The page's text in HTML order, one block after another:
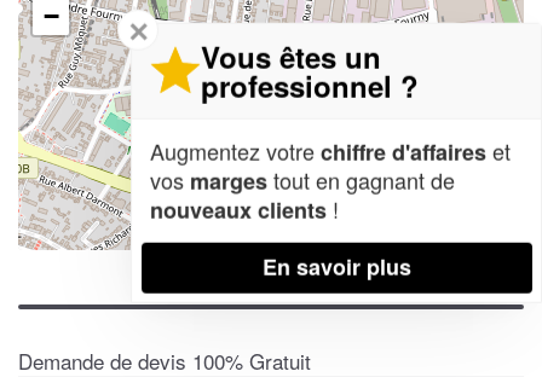
−
Leaflet| Map data ©OpenStreetMap contributors,CC-BY-SA
Demande de devis 100% Gratuit
✕
Vous êtes un
professionnel ?
Augmentez votrechiffre d'affaireset
vos margestout en gagnant de
nouveaux clients !
En savoir plus